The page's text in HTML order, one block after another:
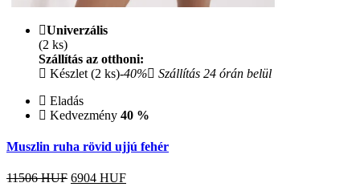
Univerzális
(2 ks)
Szállítás az otthoni:
Készlet (2 ks)-40%
Szállítás 24 órán belül
Eladás
Kedvezmény 40 %
Muszlin ruha rövid ujjú fehér
11506 HUF 6904 HUF